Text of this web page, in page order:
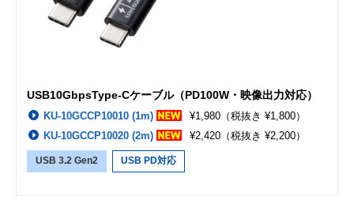
USB10GbpsType-Cケーブル（PD100W・映像出力対応）
KU-10GCCP10010 (1m) ¥1,980 （税抜き ¥1,800）
KU-10GCCP10020 (2m)
¥2,420 （税抜き ¥2,200）
USB 3.2 Gen2 USB PD対応